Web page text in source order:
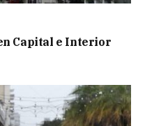
Capital e Interior